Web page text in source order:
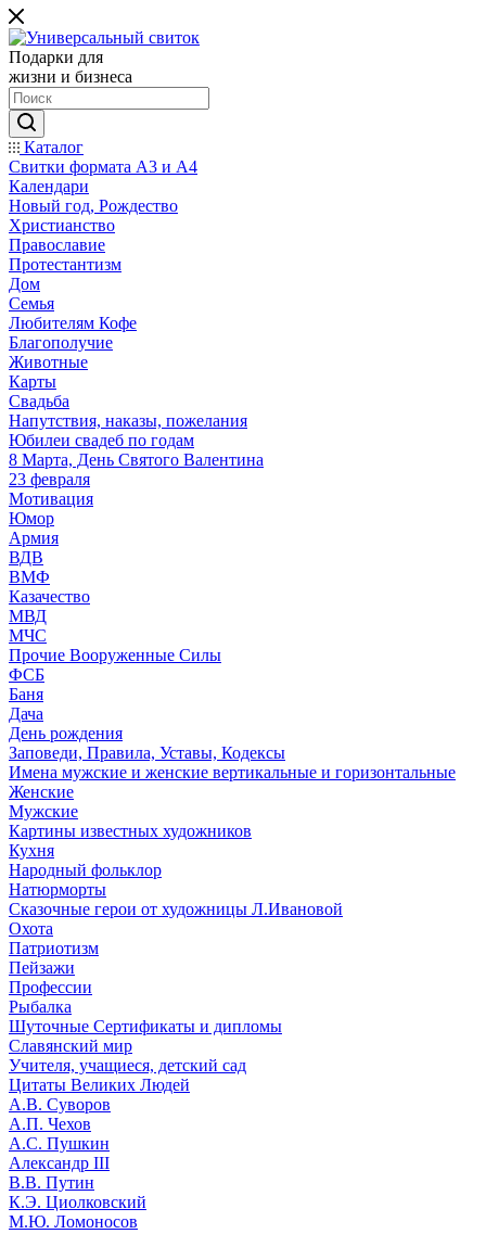
Подарки для
жизни и бизнеса
Каталог
Свитки формата А3 и А4
Календари
Новый год, Рождество
Христианство
Православие
Протестантизм
Дом
Семья
Любителям Кофе
Благополучие
Животные
Карты
Свадьба
Напутствия, наказы, пожелания
Юбилеи свадеб по годам
8 Марта, День Святого Валентина
23 февраля
Мотивация
Юмор
Армия
ВДВ
ВМФ
Казачество
МВД
МЧС
Прочие Вооруженные Силы
ФСБ
Баня
Дача
День рождения
Заповеди, Правила, Уставы, Кодексы
Имена мужские и женские вертикальные и горизонтальные
Женские
Мужские
Картины известных художников
Кухня
Народный фольклор
Натюрморты
Сказочные герои от художницы Л.Ивановой
Охота
Патриотизм
Пейзажи
Профессии
Рыбалка
Шуточные Сертификаты и дипломы
Славянский мир
Учителя, учащиеся, детский сад
Цитаты Великих Людей
А.В. Суворов
А.П. Чехов
А.С. Пушкин
Александр III
В.В. Путин
К.Э. Циолковский
М.Ю. Ломоносов